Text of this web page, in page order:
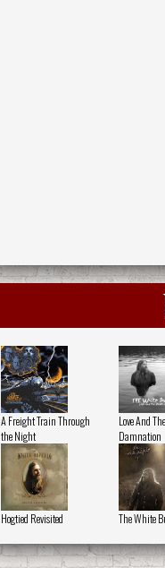
A Freight Train Through
the Night
Love And
Damnation
Hogtied Revisited The White